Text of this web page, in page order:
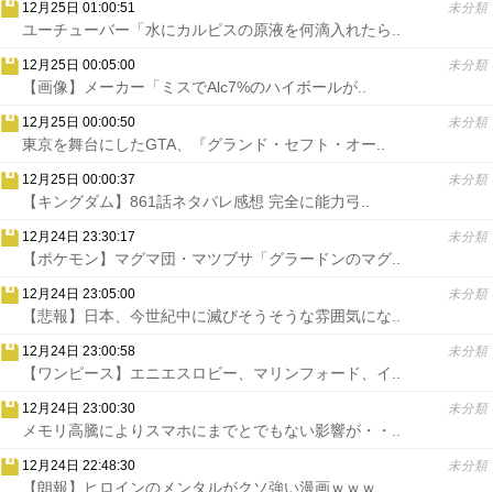
12月25日 01:00:51 未分類
ユーチューバー「水にカルピスの原液を何滴入れたら..
12月25日 00:05:00 未分類
【画像】メーカー「ミスでAlc7%のハイボールが..
12月25日 00:00:50 未分類
東京を舞台にしたGTA、『グランド・セフト・オー..
12月25日 00:00:37 未分類
【キングダム】861話ネタバレ感想 完全に能力弓..
12月24日 23:30:17 未分類
【ポケモン】マグマ団・マツブサ「グラードンのマグ..
12月24日 23:05:00 未分類
【悲報】日本、今世紀中に滅びそうそうな雰囲気にな..
12月24日 23:00:58 未分類
【ワンピース】エニエスロビー、マリンフォード、イ..
12月24日 23:00:30 未分類
メモリ高騰によりスマホにまでとでもない影響が・・..
12月24日 22:48:30 未分類
【朗報】ヒロインのメンタルがクソ強い漫画ｗｗｗ..